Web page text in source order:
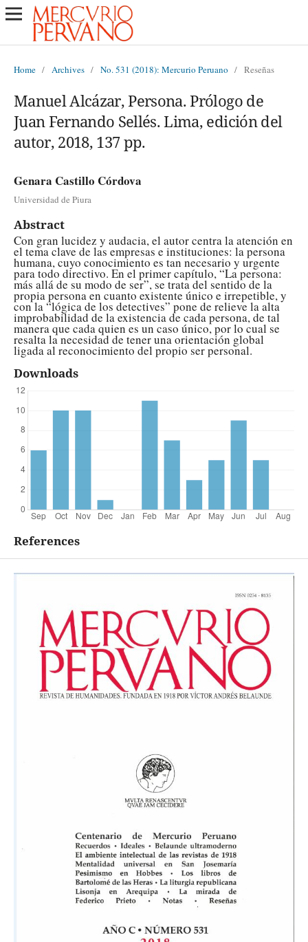
Home / Archives / No. 531 (2018): Mercurio Peruano / Reseñas
Manuel Alcázar, Persona. Prólogo de
Juan Fernando Sellés. Lima, edición del
autor, 2018, 137 pp.
Genara Castillo Córdova
Universidad de Piura
Abstract
Con gran lucidez y audacia, el autor centra la atención en
el tema clave de las empresas e instituciones: la persona
humana, cuyo conocimiento es tan necesario y urgente
para todo directivo. En el primer capítulo, “La persona:
más allá de su modo de ser”, se trata del sentido de la
propia persona en cuanto existente único e irrepetible, y
con la “lógica de los detectives” pone de relieve la alta
improbabilidad de la existencia de cada persona, de tal
manera que cada quien es un caso único, por lo cual se
resalta la necesidad de tener una orientación global
ligada al reconocimiento del propio ser personal.
Downloads
References